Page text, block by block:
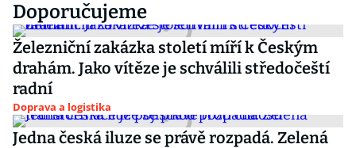
Doporučujeme
Železniční zakázka století míří k Českým
drahám. Jako vítěze je schválili středočeští
radní
Doprava a logistika
Jedna česká iluze se právě rozpadá. Zelená